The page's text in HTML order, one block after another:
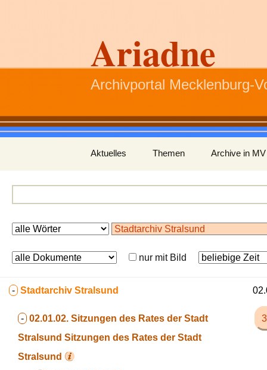
Ariadne
Archivportal Mecklenburg-
Inhalt
springen
Aktuelles Themen Archive in MV
nur mit Bild
- Stadtarchiv Stralsund
- 02.01.02. Sitzungen des Rates der Stadt
Stralsund Sitzungen des Rates der Stadt
Stralsund